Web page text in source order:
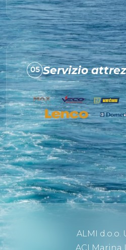
05 Servizio
ALMI d.o.o.
ACI Marina